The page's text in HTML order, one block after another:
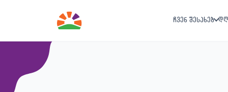
ჩვენ შესახებ